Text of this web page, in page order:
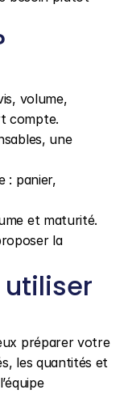
volume,
compte.
une
: panier,
et maturité.
la
préparer votre
les quantités et